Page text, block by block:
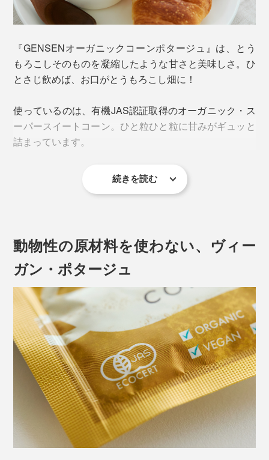
『GENSENオーガニックコーンポタージュ』は、とう
もろこしそのものを凝縮したような甘さと美味しさ。ひ
とさじ飲めば、お口がとうもろこし畑に！
使っているのは、有機JAS認証取得のオーガニック・ス
ーパースイートコーン。ひと粒ひと粒に甘みがギュッと
詰まっています。
本品は、この「スーパースイートコーン」を皮ごと細か
くすりつぶして、コトコト煮込んだポタージュ。
普通なら裏漉ししてなめらかにするそうですが、ツブツ
ブ食感を楽しむために、あえて裏漉ししていません。
続きを読む
動物性の原材料を使わない、ヴィー
ガン・ポタージュ